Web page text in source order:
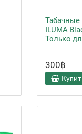
Табачные
ILUMA
Только
300฿